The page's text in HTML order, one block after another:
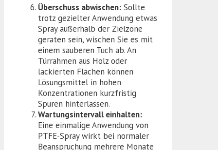
Überschuss abwischen: Sollte
trotz gezielter Anwendung etwas
Spray außerhalb der Zielzone
geraten sein, wischen Sie es mit
einem sauberen Tuch ab. An
Türrahmen aus Holz oder
lackierten Flächen können
Lösungsmittel in hohen
Konzentrationen kurzfristig
Spuren hinterlassen.
Wartungsintervall einhalten:
Eine einmalige Anwendung von
PTFE-Spray wirkt bei normaler
Beanspruchung mehrere Monate